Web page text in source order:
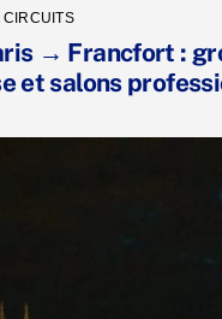
CIRCUITS
→ Francfort :
et salons